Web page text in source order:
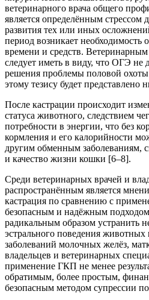
ветеринарного врача общего
является определённым стрессом
развития тех или иных
период возникает необходимость
времени и средств.
следует иметь в виду, что ОГЭ не
решения проблемы половой
этому тезису будет представлено
После кастрации происходит
статуса животного, следствием
потребности в энергии, что без
кормления и его калорийности
другим обменным заболеваниям,
и качество жизни кошки [6–8].
Среди ветеринарных врачей и
распространённым является
кастрация по сравнению с
безопасным и надёжным
радикальным образом устранить
эстрального поведения животных
заболеваний молочных желёз,
владельцев и ветеринарных
применение ГКП не менее
обратимым, более простым,
безопасным методом супрессии